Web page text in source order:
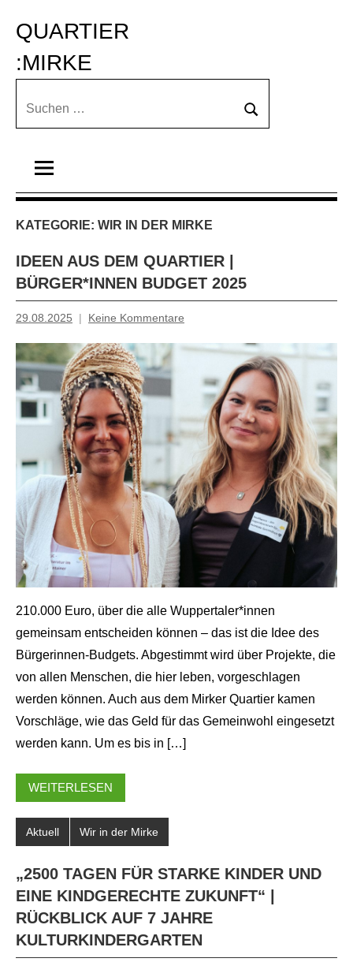
Inhalt
springen
QUARTIER
:MIRKE
Suchen
Suchen
KATEGORIE: WIR IN DER MIRKE
IDEEN AUS DEM QUARTIER |
BÜRGER*INNEN BUDGET 2025
29.08.2025
Tiziana
Keine Kommentare
210.000 Euro, über die alle Wuppertaler*innen
gemeinsam entscheiden können – das ist die Idee des
Bürgerinnen-Budgets. Abgestimmt wird über Projekte, die
von allen Menschen, die hier leben, vorgeschlagen
werden können. Auch aus dem Mirker Quartier kamen
Vorschläge, wie das Geld für das Gemeinwohl eingesetzt
werden kann. Um es bis in […]
WEITERLESEN
Aktuell Wir in der Mirke
„2500 TAGEN FÜR STARKE KINDER UND
EINE KINDGERECHTE ZUKUNFT“ |
RÜCKBLICK AUF 7 JAHRE
KULTURKINDERGARTEN